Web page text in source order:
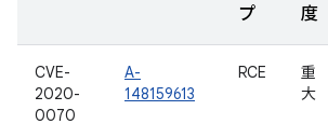
プ
度
CVE-
2020-
0070
A-
148159613
RCE
重
大